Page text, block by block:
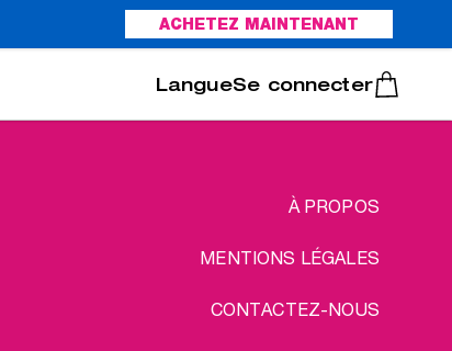
ACHETEZ MAINTENANT
Português
Se connecter
À PROPOS
MENTIONS LÉGALES
CONTACTEZ-NOUS